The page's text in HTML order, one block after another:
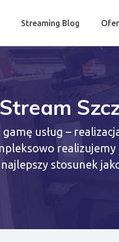
Streaming Blog
Stream
gamę usług –
realizujemy
stosunek